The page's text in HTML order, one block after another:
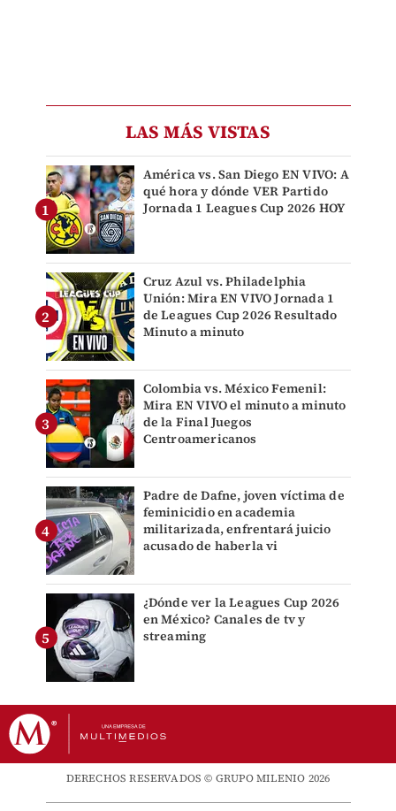
LAS MÁS VISTAS
América vs. San Diego EN VIVO: A
qué hora y dónde VER Partido
Jornada 1 Leagues Cup 2026 HOY
Cruz Azul vs. Philadelphia
Unión: Mira EN VIVO Jornada 1
de Leagues Cup 2026 Resultado
Minuto a minuto
Colombia vs. México Femenil:
Mira EN VIVO el minuto a minuto
de la Final Juegos
Centroamericanos
Padre de Dafne, joven víctima de
feminicidio en academia
militarizada, enfrentará juicio
acusado de haberla vi
¿Dónde ver la Leagues Cup 2026
en México? Canales de tv y
streaming
DERECHOS RESERVADOS © GRUPO MILENIO 2026